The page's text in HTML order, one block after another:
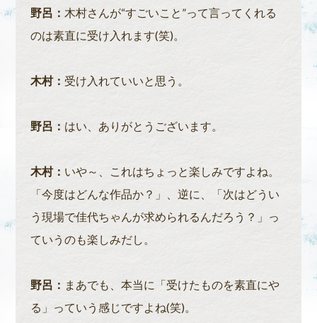
野呂： 木村さんが“すごいこと”って言ってくれる
のは素直に受け入れます(笑)。
木村： 受け入れていいと思う。
野呂： はい、ありがとうございます。
木村： いや～、これはちょっと楽しみですよね。
「今度はどんな作品か？」、逆に、「次はどうい
う現場で佳代ちゃんが求められるんだろう？」っ
ていうのも楽しみだし。
野呂： まあでも、本当に「受けたものを素直にや
る」っていう感じですよね(笑)。